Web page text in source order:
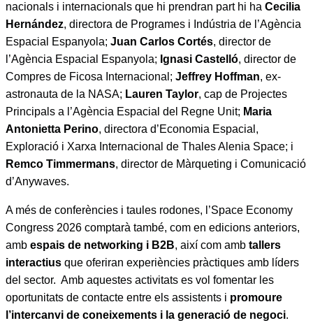
nacionals i internacionals que hi prendran part hi ha Cecilia
Hernández, directora de Programes i Indústria de l’Agència
Espacial Espanyola; Juan Carlos Cortés, director de
l’Agència Espacial Espanyola; Ignasi Castelló, director de
Compres de Ficosa Internacional; Jeffrey Hoffman, ex-
astronauta de la NASA; Lauren Taylor, cap de Projectes
Principals a l’Agència Espacial del Regne Unit; Maria
Antonietta Perino, directora d’Economia Espacial,
Exploració i Xarxa Internacional de Thales Alenia Space; i
Remco Timmermans, director de Màrqueting i Comunicació
d’Anywaves.
A més de conferències i taules rodones, l’Space Economy
Congress 2026 comptarà també, com en edicions anteriors,
amb espais de networking i B2B, així com amb tallers
interactius que oferiran experiències pràctiques amb líders
del sector. Amb aquestes activitats es vol fomentar les
oportunitats de contacte entre els assistents i promoure
l’intercanvi de coneixements i la generació de negoci.